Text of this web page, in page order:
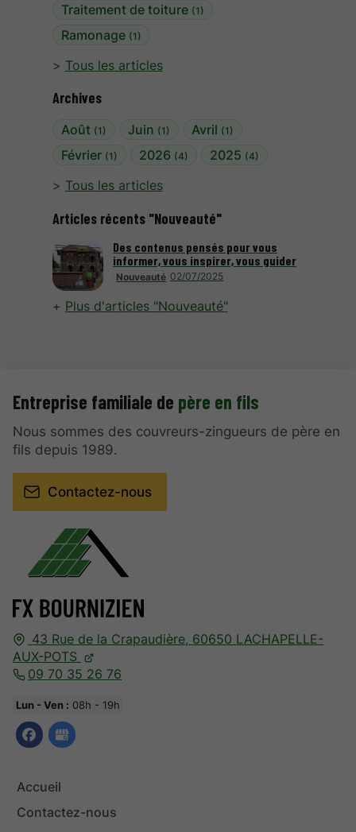
Traitement de toiture (1)
Ramonage (1)
Tous les articles
Archives
Août (1) Juin (1) Avril (1)
Février (1) 2026 (4) 2025 (4)
Tous les articles
Articles récents "Nouveauté"
Nouveauté 02/07/2025
Des contenus pensés pour vous
informer, vous inspirer, vous guider
Plus d'articles "Nouveauté"
43 Rue de la Crapaudière, 60650 LACHAPELLE-
AUX-POTS
09 70 35 26 76
Lun - Ven : 08h - 19h
Accueil
Contactez-nous
Entreprise familiale de père en fils
Nous sommes des couvreurs-zingueurs de père en
fils depuis 1989.
Contactez-nous